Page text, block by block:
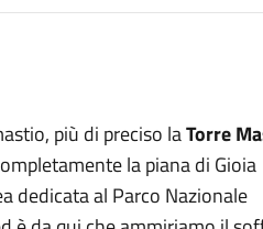
più di preciso laTorre
la piana di Gioia
dedicata al Parco Nazionale